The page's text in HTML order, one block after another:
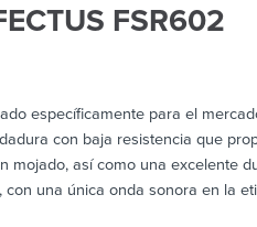
FSR602
específicamente para el
con baja resistencia que
mojado, así como una excelente
con una única onda sonora en la